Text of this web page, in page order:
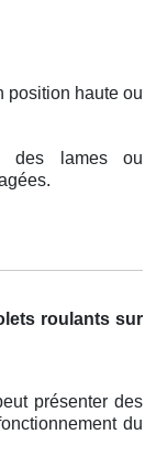
position haute ou
des lames ou
roulants sur
présenter des
du